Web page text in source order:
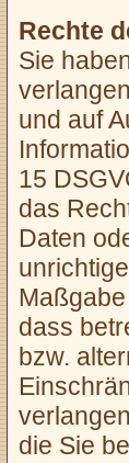
Rechte
Sie
und auf
15
das
Daten
dass
bzw.
die Sie